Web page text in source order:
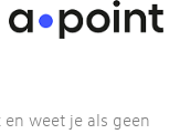
weet je als geen